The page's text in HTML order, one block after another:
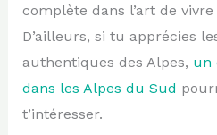
complète dans l’art de
D’ailleurs, si tu apprécies
authentiques des Alpes, un
dans les Alpes du Sud
t’intéresser.